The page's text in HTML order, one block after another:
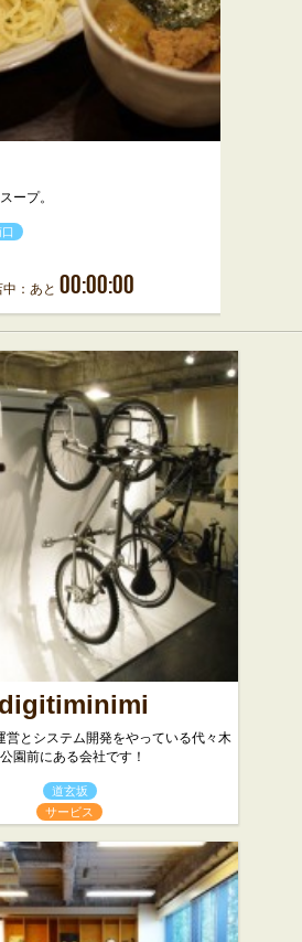
ープ。
中：あと 00:00:00
digitiminimi
営とシステム開発をやっている代々木
公園前にある会社です！
道玄坂
サービス